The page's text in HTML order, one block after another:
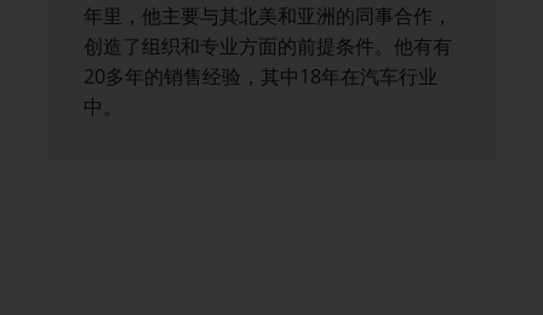
年里，他主要与其北美和亚洲的同事合作，
创造了组织和专业方面的前提条件。他有有
20多年的销售经验，其中18年在汽车行业
中。